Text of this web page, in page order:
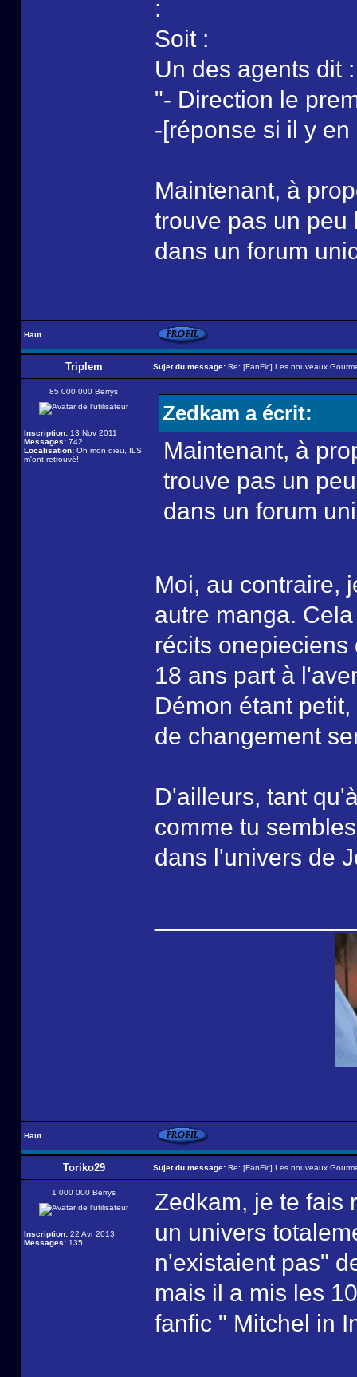
:
Soit :
Un des agents dit :
"- Direction le
-[réponse si il y
Maintenant, à
trouve pas un peu
dans un forum
Haut
Triplem Sujet du message: Re: [FanFic] Les nouveaux
85 000 000 Berrys
Inscription: 13 Nov 2011
Messages: 742
Localisation: Oh mon dieu, ILS
m'ont retrouvé!
Zedkam a écrit:
Maintenant, à
trouve pas un
dans un forum
Moi, au contraire,
autre manga.
récits
18 ans part à
Démon étant
de changement
D'ailleurs, tant
comme tu
dans l'univers de
Haut
Toriko29 Sujet du message: Re: [FanFic] Les nouveaux
1 000 000 Berrys
Inscription: 22 Avr 2013
Messages: 135
Zedkam, je te fais
un univers
n'existaient pas"
mais il a mis les
fanfic " Mitchel in